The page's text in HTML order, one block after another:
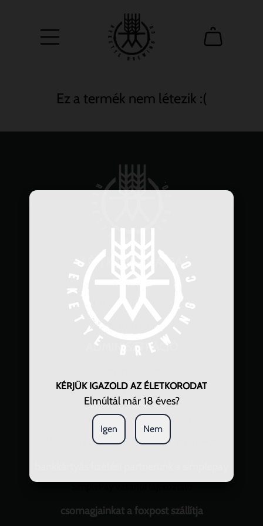
KÉRJÜK IGAZOLD AZ ÉLETKORODAT
Elmúltál már 18 éves?
Igen Nem
Ez a termék nem létezik :(
LÉPJ KAPCSOLATBA
Rendelés
REKETYE.SALES@GMAIL.COM
+36204771769
ADMINISZTRÁCIÓ
ÁSZF
ADATKEZELÉSI NYILATKOZAT
ADATKEZELÉSI NYILATKOZAT - WEBSHOP
csomagjainkat a foxpost szállítja